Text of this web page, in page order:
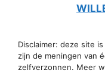
Disclaimer: deze site
zijn de meningen van
zelfverzonnen. Meer